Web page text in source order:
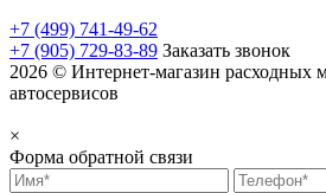
+7 (499) 741-49-62
+7 (905) 729-83-89 Заказать звонок
2026 © Интернет-магазин расходных
автосервисов
×
Форма обратной связи